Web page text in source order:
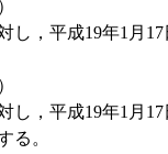
し，平成19年1月
し，平成19年1月
る。